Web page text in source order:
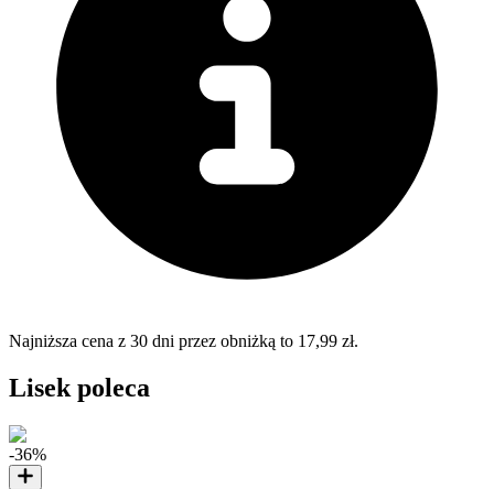
Najniższa cena z 30 dni przez obniżką to 17,99 zł.
Lisek poleca
-36%